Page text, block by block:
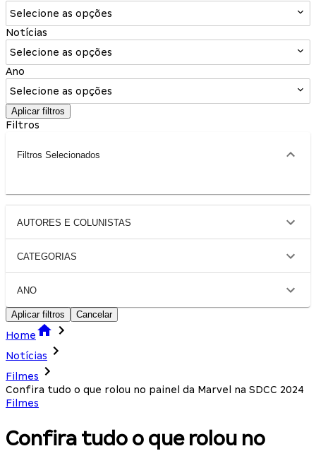
Selecione as opções
Notícias
Selecione as opções
Ano
Selecione as opções
Aplicar filtros
Filtros
Filtros Selecionados
AUTORES E COLUNISTAS
CATEGORIAS
ANO
Aplicar filtros Cancelar
Home
Notícias
Filmes
Confira tudo o que rolou no painel da Marvel na SDCC 2024
Filmes
Confira tudo o que rolou no